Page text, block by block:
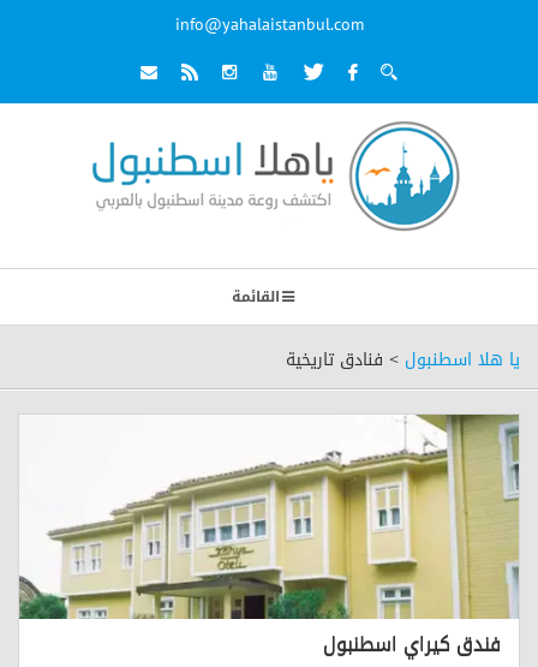
info@yahalaistanbul.com
القائمة
يا هلا اسطنبول > فنادق تاريخية
فندق كيراي اسطنبول